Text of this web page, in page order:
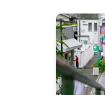
・Dekat
・Bayi
・Harap
・Tur/